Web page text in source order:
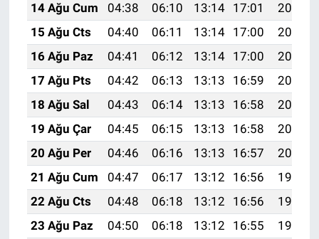
14 Ağu Cum
04:38 06:10 13:14 17:01
20:07
15 Ağu Cts
04:40 06:11 13:14 17:00
20:06
16 Ağu Paz
04:41 06:12 13:14 17:00
20:05
17 Ağu Pts
04:42 06:13 13:13 16:59
20:04
18 Ağu Sal
04:43 06:14 13:13 16:58
20:02
19 Ağu Çar
04:45 06:15 13:13 16:58
20:01
20 Ağu Per
04:46 06:16 13:13 16:57
20:00
21 Ağu Cum
04:47 06:17 13:12 16:56
19:58
22 Ağu Cts
04:48 06:18 13:12 16:56
19:57
23 Ağu Paz
04:50 06:18 13:12 16:55
19:55